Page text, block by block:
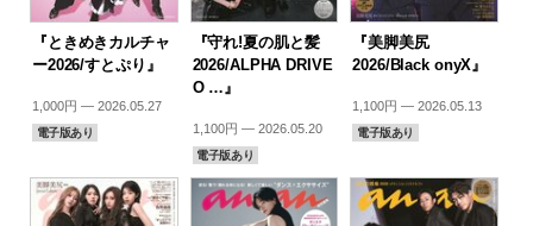
『ときめきカルチャ
ー2026/すとぷり』
1,000円 — 2026.05.27
電子版あり
『守れ!夏の肌と髪
2026/ALPHA DRIVE
O …』
1,100円 — 2026.05.20
電子版あり
『美脚美尻
2026/Black onyX』
1,100円 — 2026.05.13
電子版あり